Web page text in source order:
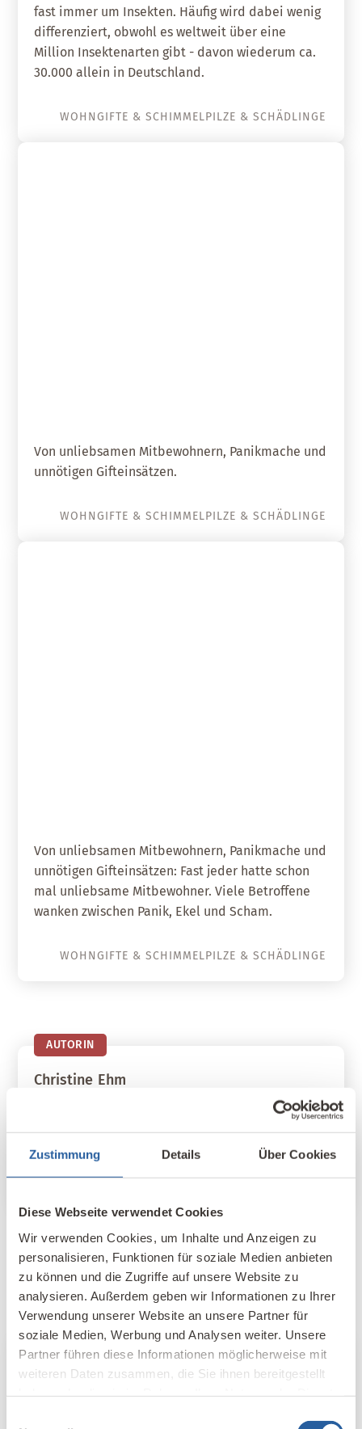
Zustimmung Details Über Cookies
Diese Webseite verwendet Cookies
Wir verwenden Cookies, um Inhalte und Anzeigen zu
personalisieren, Funktionen für soziale Medien anbieten
zu können und die Zugriffe auf unsere Website zu
analysieren. Außerdem geben wir Informationen zu Ihrer
Verwendung unserer Website an unsere Partner für
soziale Medien, Werbung und Analysen weiter. Unsere
Partner führen diese Informationen möglicherweise mit
weiteren Daten zusammen, die Sie ihnen bereitgestellt
fast immer um Insekten. Häufig wird dabei wenig
differenziert, obwohl es weltweit über eine
Million Insektenarten gibt - davon wiederum ca.
30.000 allein in Deutschland.
WOHNGIFTE & SCHIMMELPILZE & SCHÄDLINGE
Von unliebsamen Mitbewohnern, Panikmache und
unnötigen Gifteinsätzen.
WOHNGIFTE & SCHIMMELPILZE & SCHÄDLINGE
Von unliebsamen Mitbewohnern, Panikmache und
unnötigen Gifteinsätzen: Fast jeder hatte schon
mal unliebsame Mitbewohner. Viele Betroffene
wanken zwischen Panik, Ekel und Scham.
WOHNGIFTE & SCHIMMELPILZE & SCHÄDLINGE
AUTORIN
Christine Ehm
E-Mail schreiben Website besuchen
Alle Autoren ansehen
Nachhaltig weiterbilden
berufliche Möglichkeiten für Baufachleute